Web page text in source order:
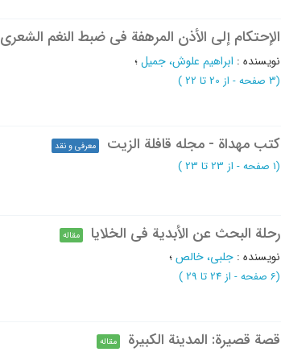
الإحتکام إلی الأذن المرهفة في ضبط النغم الشعري
نویسنده : ابراهیم علوش، جمیل؛
(‎3 صفحه - از 20 تا 22 )
کتب مهداة - مجله قافلة الزيت معرفی و نقد
(‎1 صفحه - از 23 تا 23 )
رحلة البحث عن الأبدیة في الخلایا مقاله
نویسنده : جلبی، خالص؛
(‎6 صفحه - از 24 تا 29 )
قصة قصیرة: المدینة الکبیرة مقاله